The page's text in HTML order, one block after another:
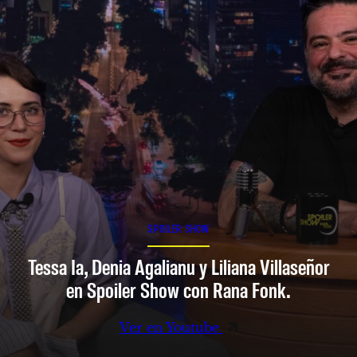
SPOILER SHOW
Tessa Ia, Denia Agalianu y Liliana Villaseñor
en Spoiler Show con Rana Fonk.
Ver en Youtube